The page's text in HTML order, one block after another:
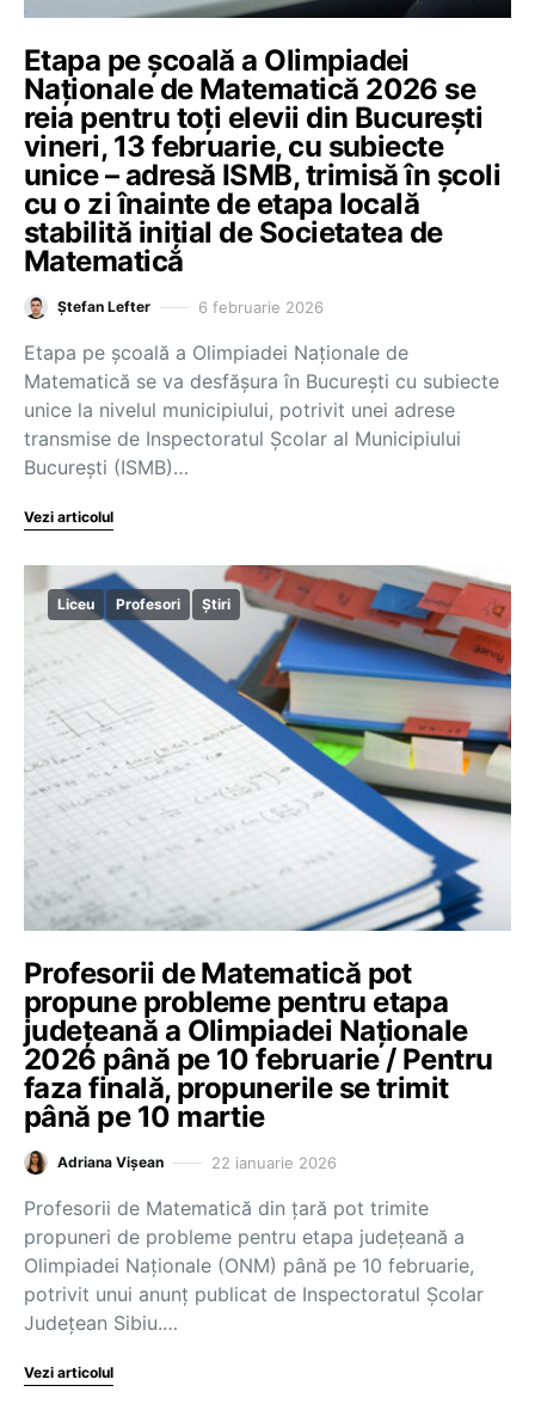
Etapa pe școală a Olimpiadei
Naționale de Matematică 2026 se
reia pentru toți elevii din București
vineri, 13 februarie, cu subiecte
unice – adresă ISMB, trimisă în școli
cu o zi înainte de etapa locală
stabilită inițial de Societatea de
Matematică
Ștefan Lefter 6 februarie 2026
Etapa pe școală a Olimpiadei Naționale de
Matematică se va desfășura în București cu subiecte
unice la nivelul municipiului, potrivit unei adrese
transmise de Inspectoratul Școlar al Municipiului
București (ISMB)…
Vezi articolul
Liceu Profesori Știri
Profesorii de Matematică pot
propune probleme pentru etapa
județeană a Olimpiadei Naționale
2026 până pe 10 februarie / Pentru
faza finală, propunerile se trimit
până pe 10 martie
Adriana Vișean 22 ianuarie 2026
Profesorii de Matematică din țară pot trimite
propuneri de probleme pentru etapa județeană a
Olimpiadei Naționale (ONM) până pe 10 februarie,
potrivit unui anunț publicat de Inspectoratul Școlar
Județean Sibiu.…
Vezi articolul